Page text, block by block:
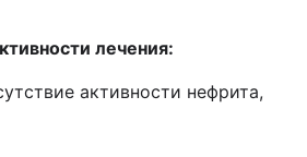
лечения:
активности нефрита,